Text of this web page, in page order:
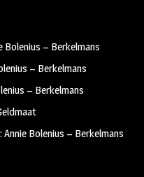
Bolenius – Berkelmans
– Berkelmans
– Berkelmans
Annie Bolenius – Berkelmans